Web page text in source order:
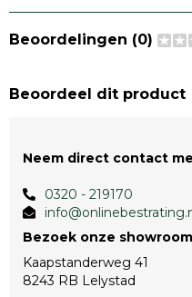
Beoordelingen (0)
Beoordeel dit product
Neem direct contact
0320 - 219170
Bezoek onze
Kaapstanderweg 41
8243 RB Lelystad